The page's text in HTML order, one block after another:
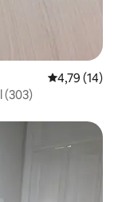
4,79 (14)
(303)